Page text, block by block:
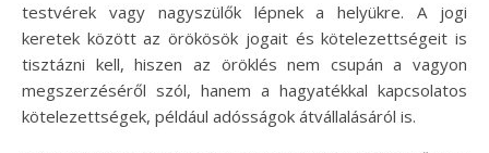
testvérek vagy nagyszülők lépnek a helyükre. A jogi
keretek között az örökösök jogait és kötelezettségeit is
tisztázni kell, hiszen az öröklés nem csupán a vagyon
megszerzéséről szól, hanem a hagyatékkal kapcsolatos
kötelezettségek, például adósságok átvállalásáról is.